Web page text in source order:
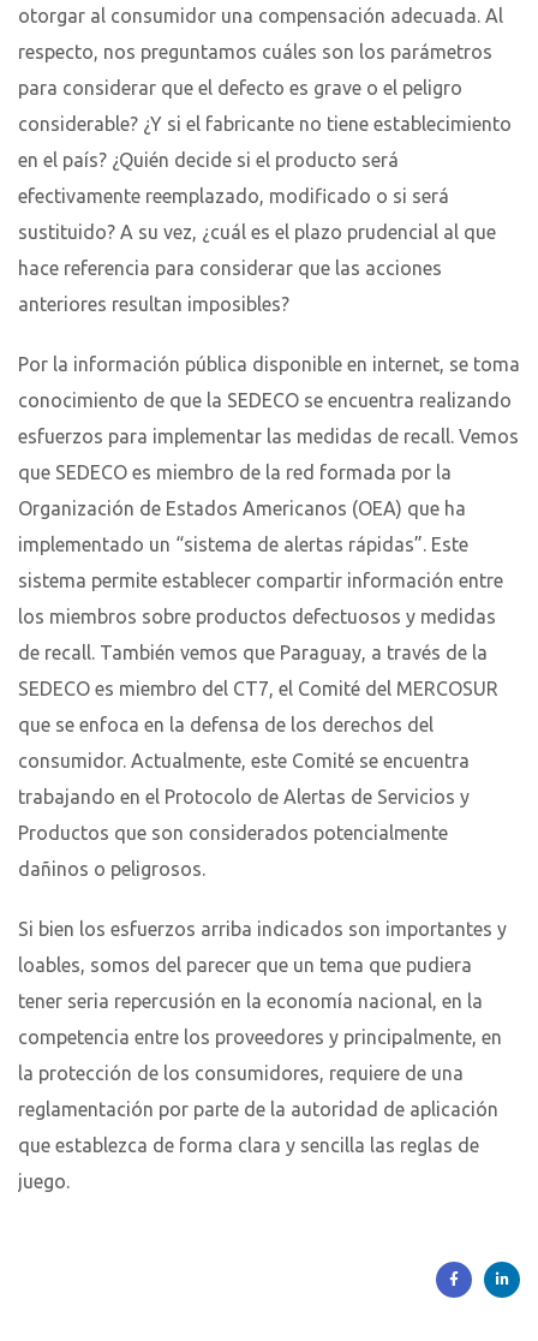
otorgar al consumidor una compensación adecuada. Al
respecto, nos preguntamos cuáles son los parámetros
para considerar que el defecto es grave o el peligro
considerable? ¿Y si el fabricante no tiene establecimiento
en el país? ¿Quién decide si el producto será
efectivamente reemplazado, modificado o si será
sustituido? A su vez, ¿cuál es el plazo prudencial al que
hace referencia para considerar que las acciones
anteriores resultan imposibles?
Por la información pública disponible en internet, se toma
conocimiento de que la SEDECO se encuentra realizando
esfuerzos para implementar las medidas de recall. Vemos
que SEDECO es miembro de la red formada por la
Organización de Estados Americanos (OEA) que ha
implementado un “sistema de alertas rápidas”. Este
sistema permite establecer compartir información entre
los miembros sobre productos defectuosos y medidas
de recall. También vemos que Paraguay, a través de la
SEDECO es miembro del CT7, el Comité del MERCOSUR
que se enfoca en la defensa de los derechos del
consumidor. Actualmente, este Comité se encuentra
trabajando en el Protocolo de Alertas de Servicios y
Productos que son considerados potencialmente
dañinos o peligrosos.
Si bien los esfuerzos arriba indicados son importantes y
loables, somos del parecer que un tema que pudiera
tener seria repercusión en la economía nacional, en la
competencia entre los proveedores y principalmente, en
la protección de los consumidores, requiere de una
reglamentación por parte de la autoridad de aplicación
que establezca de forma clara y sencilla las reglas de
juego.